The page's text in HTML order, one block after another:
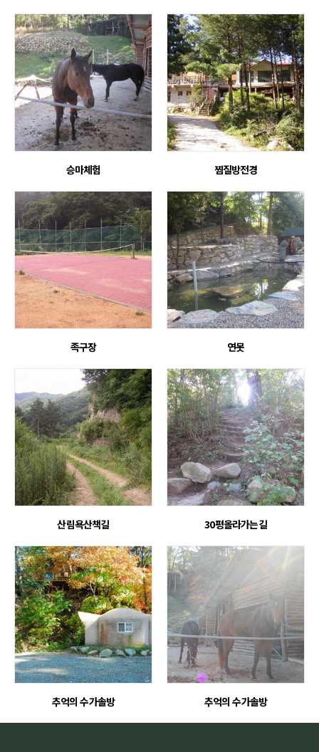
승마체험 찜질방전경
족구장 연못
산림욕산책길 30평올라가는길
추억의 수가솔방 추억의 수가솔방